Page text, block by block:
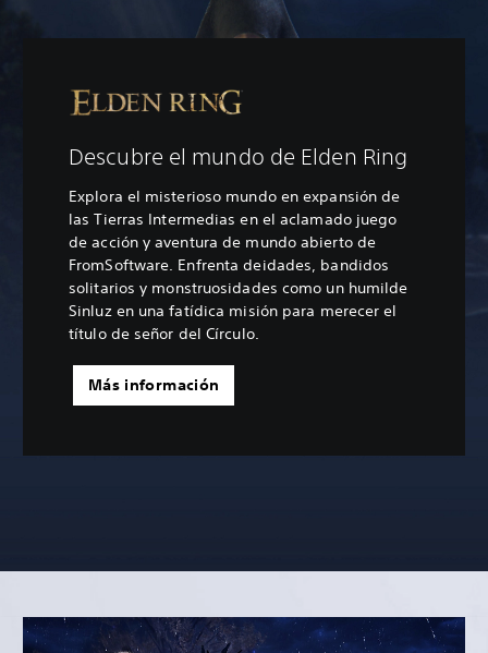
Descubre el mundo de Elden Ring
Explora el misterioso mundo en expansión de
las Tierras Intermedias en el aclamado juego
de acción y aventura de mundo abierto de
FromSoftware. Enfrenta deidades, bandidos
solitarios y monstruosidades como un humilde
Sinluz en una fatídica misión para merecer el
título de señor del Círculo.
Más información